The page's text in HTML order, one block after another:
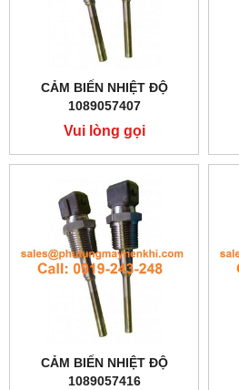
CẢM BIẾN NHIỆT ĐỘ
1089057407
Vui lòng gọi
CẢM BIẾN NHIỆT ĐỘ
1089057416